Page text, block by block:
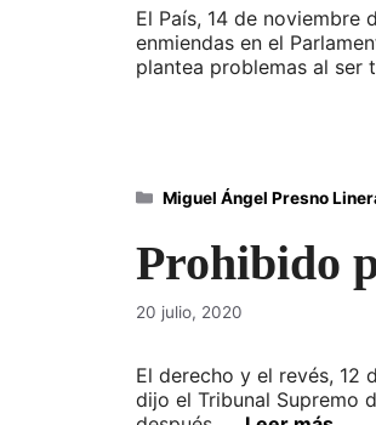
El País, 14 de
enmiendas en el
plantea problemas al ser
Prohibido
20 julio, 2020
El derecho y el revés,
dijo el Tribunal Supremo
Categorías
Miguel Ángel Presno